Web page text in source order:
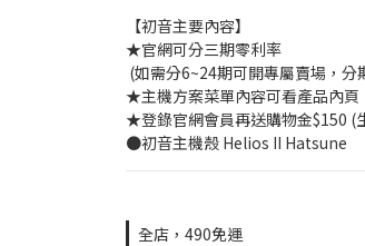
【初音主要內容】
★官網可分三期零利率
(如需分6~24期可開專屬賣場，分
★主機方案菜單內容可看產品內頁
★登錄官網會員再送購物金$150 (
●初音主機殼 Helios II Hatsune
全店，490免運